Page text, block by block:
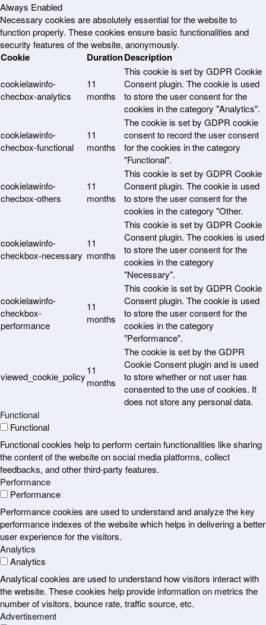
Always Enabled
Necessary cookies are absolutely essential for the website to
function properly. These cookies ensure basic functionalities and
security features of the website, anonymously.
Cookie DurationDescription
cookielawinfo-
checbox-analytics
11
months
This cookie is set by GDPR Cookie
Consent plugin. The cookie is used
to store the user consent for the
cookies in the category "Analytics".
cookielawinfo-
checbox-functional
11
months
The cookie is set by GDPR cookie
consent to record the user consent
for the cookies in the category
"Functional".
cookielawinfo-
checbox-others
11
months
This cookie is set by GDPR Cookie
Consent plugin. The cookie is used
to store the user consent for the
cookies in the category "Other.
cookielawinfo-
checkbox-necessary
11
months
This cookie is set by GDPR Cookie
Consent plugin. The cookies is used
to store the user consent for the
cookies in the category
"Necessary".
cookielawinfo-
checkbox-
performance
11
months
This cookie is set by GDPR Cookie
Consent plugin. The cookie is used
to store the user consent for the
cookies in the category
"Performance".
viewed_cookie_policy
11
months
The cookie is set by the GDPR
Cookie Consent plugin and is used
to store whether or not user has
consented to the use of cookies. It
does not store any personal data.
Functional
Functional
Functional cookies help to perform certain functionalities like sharing
the content of the website on social media platforms, collect
feedbacks, and other third-party features.
Performance
Performance
Performance cookies are used to understand and analyze the key
performance indexes of the website which helps in delivering a better
user experience for the visitors.
Analytics
Analytics
Analytical cookies are used to understand how visitors interact with
the website. These cookies help provide information on metrics the
number of visitors, bounce rate, traffic source, etc.
Advertisement